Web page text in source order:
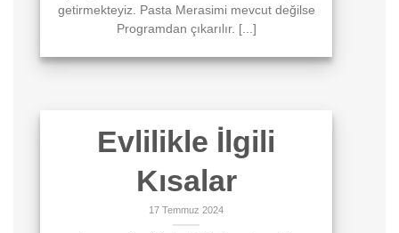
getirmekteyiz. Pasta Merasimi mevcut değilse
Programdan çıkarılır. [...]
Evlilikle İlgili
Kısalar
17 Temmuz 2024